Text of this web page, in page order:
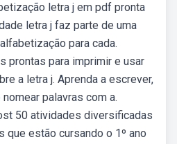
letra j em pdf pronta
letra j faz parte de uma
para cada.
prontas para imprimir e usar
a letra j. Aprenda a escrever,
palavras com a.
50 atividades diversificadas
que estão cursando o 1º ano